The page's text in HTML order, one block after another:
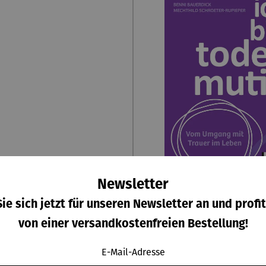
bleiben - Teil 1 -
Ernährung
RATGEBER | ich bin
– Umgang mit Trauer
#weileswichtigist
Newsletter
sich jetzt für unseren Newsletter an und
von einer versandkostenfreien Bestellung!
E-Mail-Adresse